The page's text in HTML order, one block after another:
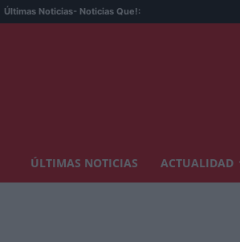
Últimas Noticias- Noticias Que!:
ÚLTIMAS NOTICIAS ACTUALIDAD